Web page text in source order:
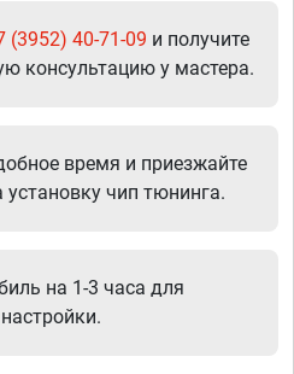
(3952) 40-71-09 и получите
консультацию у мастера.
время и приезжайте
установку чип тюнинга.
на 1-3 часа для